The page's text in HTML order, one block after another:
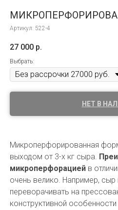
Артикул: 522-4
27 000 р.
Выбрать:
НЕТ В
Микроперфорированная
выходом от 3-х кг сыра.
микроперфорацией в
очень велико. Например, сыр
переворачивать на
конструктивной